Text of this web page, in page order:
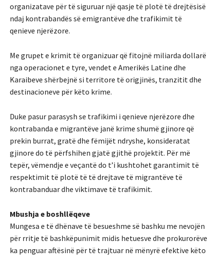
organizatave për të siguruar një qasje të plotë të drejtësisë
ndaj kontrabandës së emigrantëve dhe trafikimit të
qenieve njerëzore.
Me grupet e krimit të organizuar që fitojnë miliarda dollarë
nga operacionet e tyre, vendet e Amerikës Latine dhe
Karaibeve shërbejnë si territore të origjinës, tranzitit dhe
destinacioneve për këto krime.
Duke pasur parasysh se trafikimi i qenieve njerëzore dhe
kontrabanda e migrantëve janë krime shumë gjinore që
prekin burrat, gratë dhe fëmijët ndryshe, konsideratat
gjinore do të përfshihen gjatë gjithë projektit. Për më
tepër, vëmendje e veçantë do t’i kushtohet garantimit të
respektimit të plotë të të drejtave të migrantëve të
kontrabanduar dhe viktimave të trafikimit.
Mbushja e boshllëqeve
Mungesa e të dhënave të besueshme së bashku me nevojën
për rritje të bashkëpunimit midis hetuesve dhe prokurorëve
ka penguar aftësinë për të trajtuar në mënyrë efektive këto